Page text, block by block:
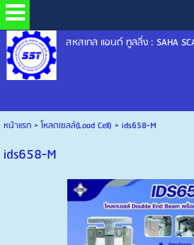
สหสเกล แอนด์ ทูลลิ่ง : SAHA
หน้าแรก>โหลดเซลล์(Load Cell) > ids658-M
ids658-M